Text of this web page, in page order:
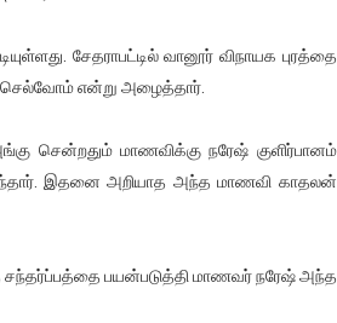
நினைவெழுச்சி நாள் -
நீதி கேட்டு நடைபெற்ற
இன்று உரை
செய்த திரைப்படம் ! எங்கு
சேதராபட்டில் வானூர் விநாயக புரத்தை
செல்வோம் என்று அழைத்தார்.
சென்றதும் மாணவிக்கு நரேஷ் குளிர்பானம்
இதனை அறியாத அந்த மாணவி காதலன்
சந்தர்ப்பத்தை பயன்படுத்தி மாணவர் நரேஷ் அந்த